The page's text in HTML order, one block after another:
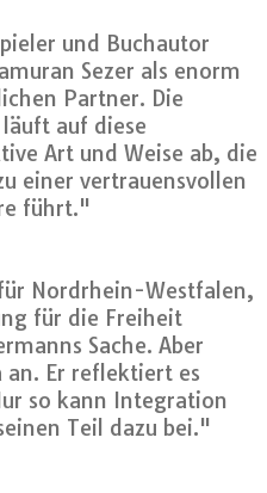
und Buchautor
Sezer als enorm
Partner. Die
auf diese
Art und Weise ab, die
einer vertrauensvollen
führt."
Nordrhein-Westfalen,
für die Freiheit
Sache. Aber
an. Er reflektiert es
so kann Integration
Teil dazu bei."